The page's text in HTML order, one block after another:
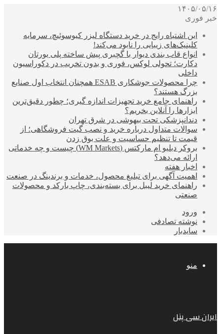
۱۴۰۵/۰۵/۱۶
خبر فوری
این اشتباه رایج در خرید دستگاه لیزر کیوسوئیچ، سرمایه
کلینیک‌های زیبایی را نابود می‌کند!
انواع قاب بندی دیوار با گچبری پیش ساخته پلی یورتان
دکارت؛ تحولی لوکس، فوری و بدون تخریب در دکوراسیون
داخلی
چرا محصولات جوشکاری ESAB همچنان انتخاب اول صنایع
بزرگ هستند؟
راهنمای جامع خرید تجهیزات اندازه گیری؛ چطور دقیق‌ترین
ابزارها را آنلاین بخریم؟
دندانپزشکی تحت بیهوشی در شرق تهران
سوالات متداول درباره خرید و نصب گیت فروشگاهی؛ از
قیمت تا تنظیم حساسیت و علت بوق زدن
بروکر دبلیو ام مارکتس (WM Markets) چیست و چه خدماتی
ارائه می‌دهد؟
اخبار هفته
اهمیت آگهی برای تبلیغ محصول، خدمات و برندینگ در صنعت
راهنمای خرید لیبل برای بسته‌بندی، چاپ بارکد و محصولات
صنعتی
ورود
نوشته تصادفی
سایدبار
منو
ایران سی پنل